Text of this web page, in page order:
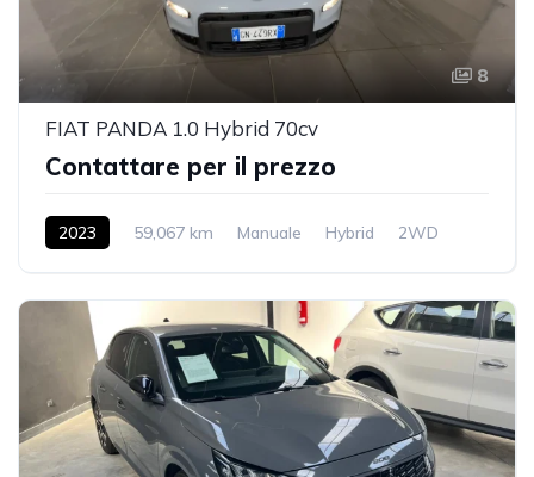
8
FIAT PANDA 1.0 Hybrid 70cv
Contattare per il prezzo
2023 59,067 km Manuale Hybrid 2WD